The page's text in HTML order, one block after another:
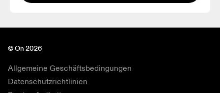
© On 2026
Allgemeine Geschäftsbedingungen
Datenschutzrichtlinien